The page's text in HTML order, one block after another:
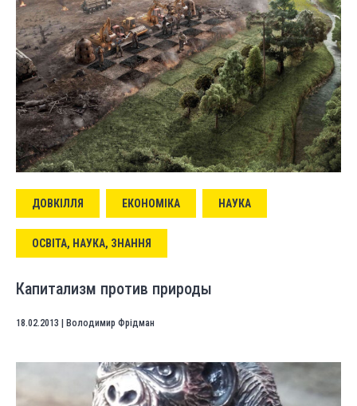
ДОВКІЛЛЯ ЕКОНОМІКА НАУКА
ОСВІТА, НАУКА, ЗНАННЯ
Капитализм против природы
18.02.2013 Володимир Фрідман